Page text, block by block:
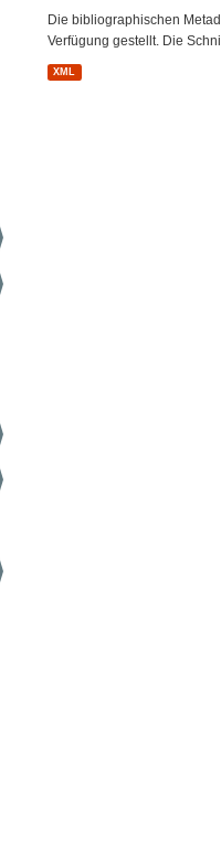
Die bibliographischen
Verfügung gestellt. Die
XML